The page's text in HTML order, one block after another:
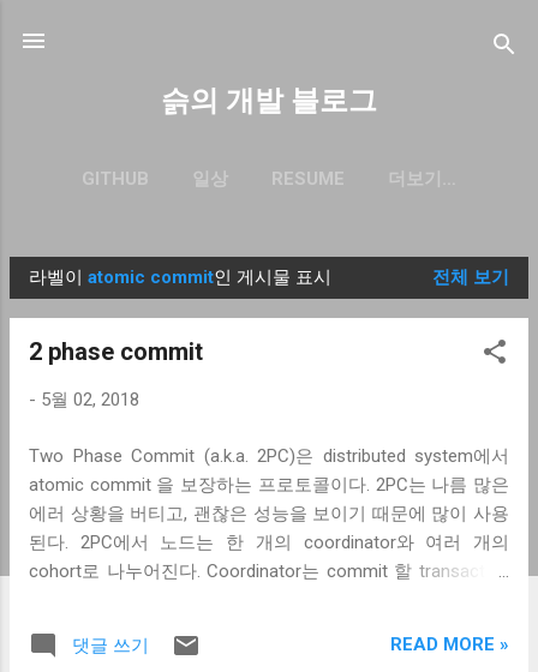
슭의 개발 블로그
GITHUB 일상 RESUME 더보기…
글
라벨이 atomic commit인 게시물 표시 전체 보기
2 phase commit
- 5월 02, 2018
Two Phase Commit (a.k.a. 2PC)은 distributed system에서
atomic commit 을 보장하는 프로토콜이다. 2PC는 나름 많은
에러 상황을 버티고, 괜찮은 성능을 보이기 때문에 많이 사용
된다. 2PC에서 노드는 한 개의 coordinator와 여러 개의
cohort로 나누어진다. Coordinator는 commit 할 transaction
지 않은 모든 cohort가 같은 상태를 유지하도록 하는 것이다.
댓글 쓰기 READ MORE »